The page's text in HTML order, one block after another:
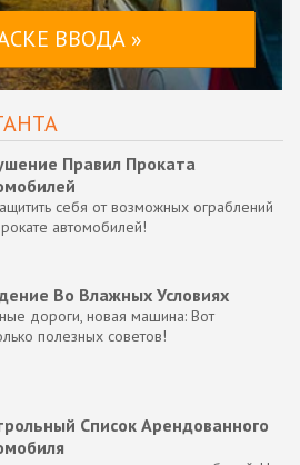
ВВОДА »
Правил Проката
себя от возможных ограблений
автомобилей!
Во Влажных Условиях
дороги, новая машина: Вот
полезных советов!
Список Арендованного